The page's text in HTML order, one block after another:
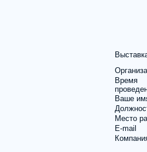
Время
Ваше
Место
E-mail